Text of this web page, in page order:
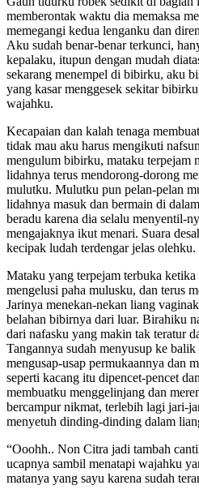
memberontak waktu dia memaksa
memegangi kedua lenganku dan
Aku sudah benar-benar terkunci,
kepalaku, itupun dengan mudah
sekarang menempel di bibirku, aku
yang kasar menggesek sekitar
wajahku.
Kecapaian dan kalah tenaga
tidak mau aku harus mengikuti
mengulum bibirku, mataku terpejam
lidahnya terus mendorong-dorong
mulutku. Mulutku pun pelan-pelan
lidahnya masuk dan bermain di
beradu karena dia selalu menyentil-
mengajaknya ikut menari. Suara
kecipak ludah terdengar jelas olehku.
Mataku yang terpejam terbuka ketika
mengelusi paha mulusku, dan terus
Jarinya menekan-nekan liang
belahan bibirnya dari luar. Birahiku
dari nafasku yang makin tak teratur
Tangannya sudah menyusup ke
mengusap-usap permukaannya dan
seperti kacang itu dipencet-pencet
membuatku menggelinjang dan
bercampur nikmat, terlebih lagi jari-
menyetuh dinding-dinding dalam
“Ooohh.. Non Citra jadi tambah
ucapnya sambil menatapi wajahku
matanya yang sayu karena sudah